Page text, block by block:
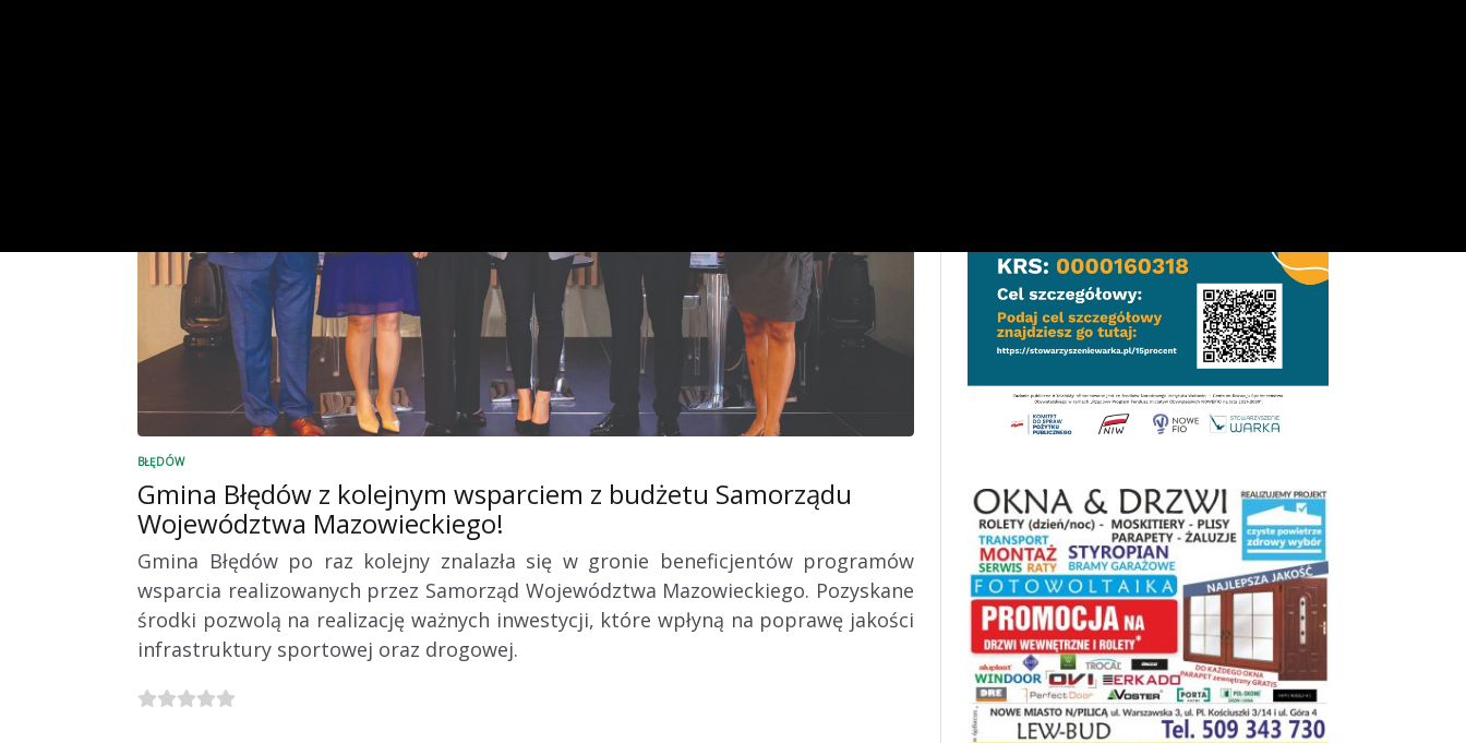
BŁĘDÓW
Gmina Błędów z kolejnym wsparciem z budżetu Samorządu
Województwa Mazowieckiego!
Gmina Błędów po raz kolejny znalazła się w gronie beneficjentów programów
wsparcia realizowanych przez Samorząd Województwa Mazowieckiego. Pozyskane
środki pozwolą na realizację ważnych inwestycji, które wpłyną na poprawę jakości
infrastruktury sportowej oraz drogowej.